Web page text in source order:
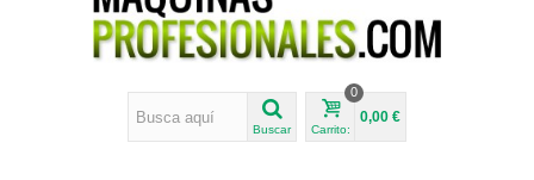
Buscar Carrito:
0
0,00 €